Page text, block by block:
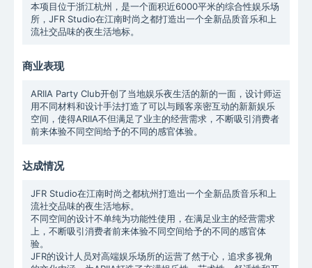
本项目位于浙江杭州，是一个面积近6000平米的综合性娱乐场
所，JFR Studio在江南时尚之都打造出一个全新品质音乐和上
流社交品味的夜生活地标。
商业表现
ARIIA Party Club开创了当地娱乐夜生活的新的一面，设计师运
用不同材料和设计手法打造了可以与顾客亲密互动的新新娱乐
空间，使得ARIIA不但满足了业主的经营需求，不断吸引消费者
前来体验不同空间给予的不同的感官体验。
达成情况
JFR Studio在江南时尚之都杭州打造出一个全新品质音乐和上
流社交品味的夜生活地标。
不同空间的设计不单纯为功能性使用，在满足业主的经营需求
上，不断吸引消费者前来体验不同空间给予的不同的感官体
验。
JFR的设计人员对高端娱乐场所的运营了然于心，追求多视角